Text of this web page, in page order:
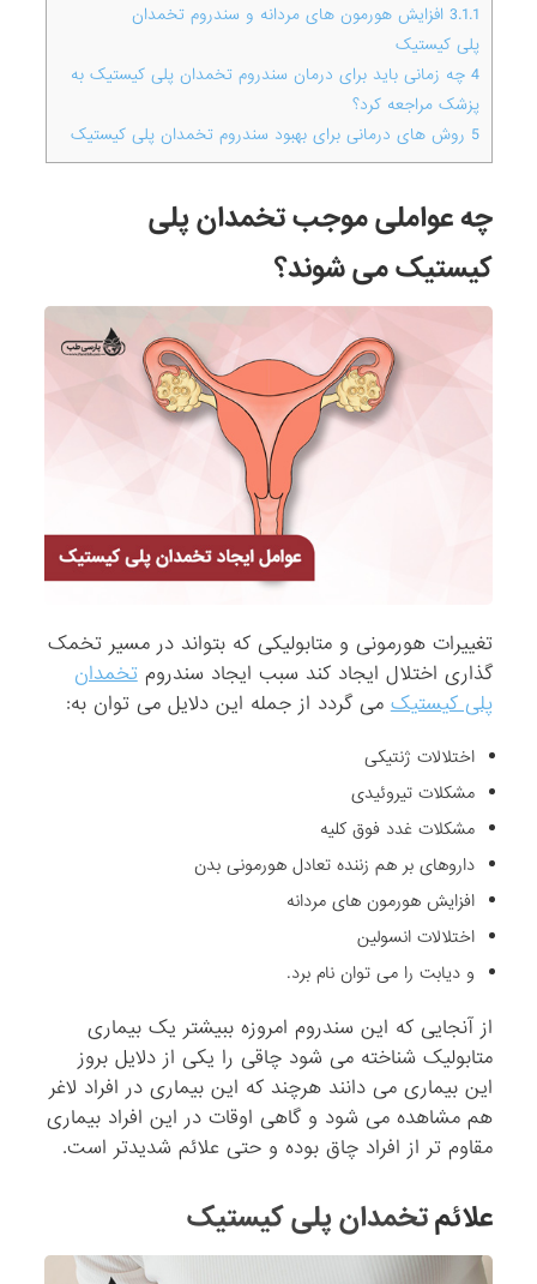
3.1.1 افزایش هورمون های مردانه و سندروم تخمدان
پلی کیستیک
4 چه زمانی باید برای درمان سندروم تخمدان پلی کیستیک به
پزشک مراجعه کرد؟
5 روش های درمانی برای بهبود سندروم تخمدان پلی کیستیک
چه عواملی موجب تخمدان پلی
کیستیک می شوند؟
تغییرات هورمونی و متابولیکی که بتواند در مسیر تخمک
گذاری اختلال ایجاد کند سبب ایجاد سندرومتخمدان
پلی کیستیکمی گردد از جمله این دلایل می توان به:
اختلالات ژنتیکی
مشکلات تیروئیدی
مشکلات غدد فوق کلیه
داروهای بر هم زننده تعادل هورمونی بدن
افزایش هورمون های مردانه
اختلالات انسولین
و دیابت را می توان نام برد.
از آنجایی که این سندروم امروزه ببیشتر یک بیماری
متابولیک شناخته می شود چاقی را یکی از دلایل بروز
این بیماری می دانند هرچند که این بیماری در افراد لاغر
هم مشاهده می شود و گاهی اوقات در این افراد بیماری
مقاوم تر از افراد چاق بوده و حتی علائم شدیدتر است.
علائمتخمدان پلی کیستیک